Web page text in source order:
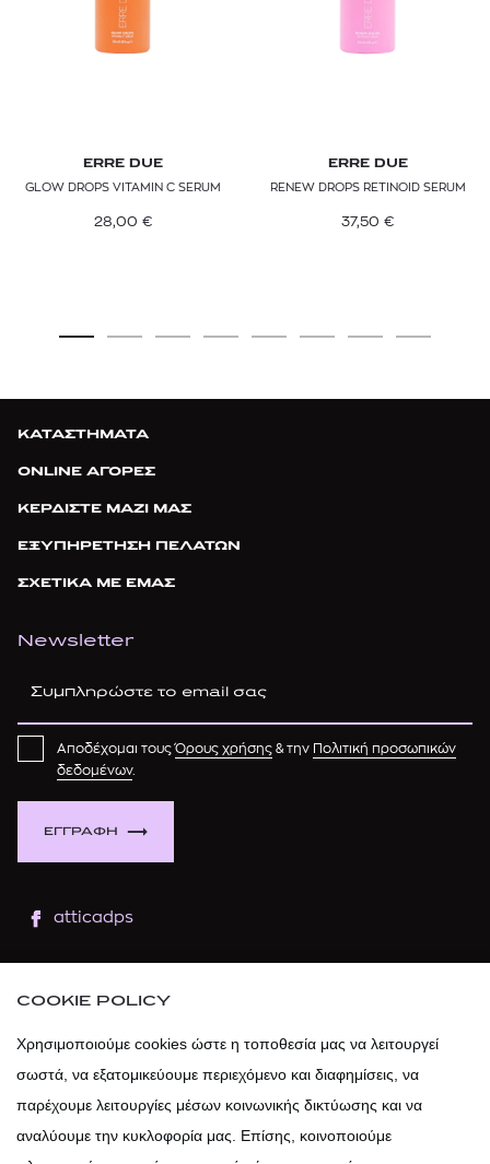
ERRE DUE
GLOW DROPS VITAMIN C SERUM
28,00 €
ERRE DUE
RENEW DROPS RETINOID SERUM
37,50 €
ΚΑΤΑΣΤΗΜΑΤΑ
ONLINE ΑΓΟΡΕΣ
ΚΕΡΔΙΣΤΕ ΜΑΖΙ ΜΑΣ
ΕΞΥΠΗΡΕΤΗΣΗ ΠΕΛΑΤΩΝ
ΣΧΕΤΙΚΑ ΜΕ ΕΜΑΣ
Newsletter
ΕΓΓΡΑΦΗ
Αποδέχομαι τουςΌρους χρήσης & την
Πολιτική προσωπικών
δεδομένων.
atticadps
atticadps
COOKIE POLICY
Χρησιμοποιούμε cookies ώστε η τοποθεσία μας να λειτουργεί
σωστά, να εξατομικεύουμε περιεχόμενο και διαφημίσεις, να
παρέχουμε λειτουργίες μέσων κοινωνικής δικτύωσης και να
αναλύουμε την κυκλοφορία μας. Επίσης, κοινοποιούμε